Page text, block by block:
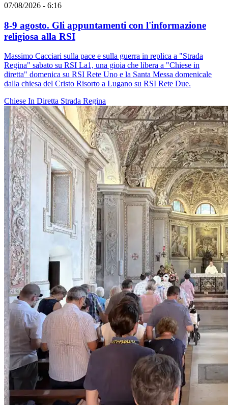
07/08/2026 - 6:16
8-9 agosto. Gli appuntamenti con l'informazione
religiosa alla RSI
Massimo Cacciari sulla pace e sulla guerra in replica a "Strada
Regina" sabato su RSI La1, una gioia che libera a "Chiese in
diretta" domenica su RSI Rete Uno e la Santa Messa domenicale
dalla chiesa del Cristo Risorto a Lugano su RSI Rete Due.
Chiese In Diretta Strada Regina